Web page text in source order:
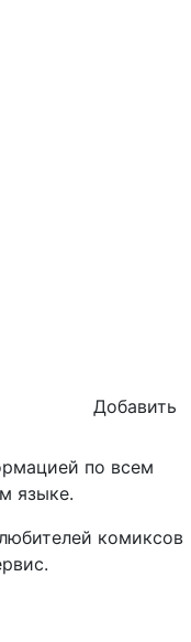
Добавить
по всем
языке.
комиксов